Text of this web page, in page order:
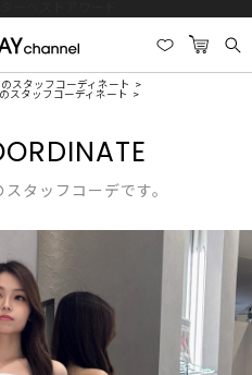
スタッフコーディネート
スタッフコーディネート
タッフコーデです。